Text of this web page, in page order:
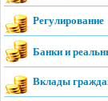
Регулирование
Банки и
Вклады